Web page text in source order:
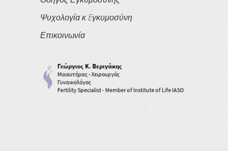
Ψυχολογία κ Eγκυμοσύνη
Επικοινωνία